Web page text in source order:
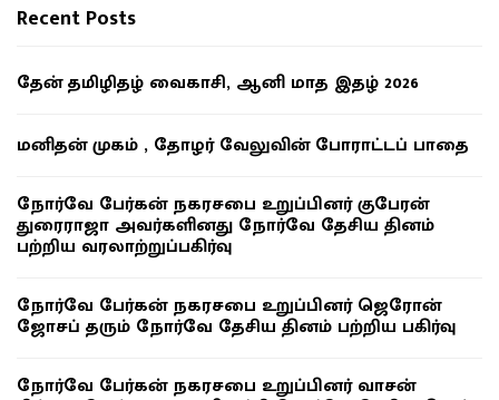
Recent Posts
தேன் தமிழிதழ் வைகாசி, ஆனி மாத இதழ் 2026
மனிதன் முகம் , தோழர் வேலுவின் போராட்டப் பாதை
நோர்வே பேர்கன் நகரசபை உறுப்பினர் குபேரன்
துரைராஜா அவர்களினது நோர்வே தேசிய தினம்
பற்றிய வரலாற்றுப்பகிர்வு
நோர்வே பேர்கன் நகரசபை உறுப்பினர் ஜெரோன்
ஜோசப் தரும் நோர்வே தேசிய தினம் பற்றிய பகிர்வு
நோர்வே பேர்கன் நகரசபை உறுப்பினர் வாசன்